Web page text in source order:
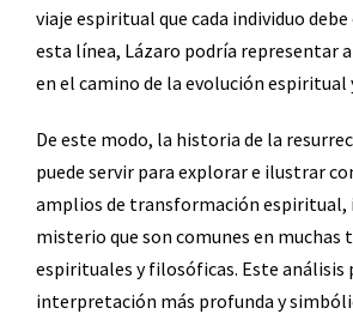
viaje espiritual que cada individuo
esta línea, Lázaro podría representar
en el camino de la evolución espiritual
De este modo, la historia de la
puede servir para explorar e ilustrar
amplios de transformación espiritual,
misterio que son comunes en muchas
espirituales y filosóficas. Este análisis
interpretación más profunda y